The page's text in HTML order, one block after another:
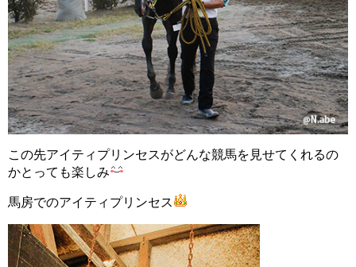
この先アイティプリンセスがどんな競馬を見せてくれるの
かとっても楽しみ
馬房でのアイティプリンセス